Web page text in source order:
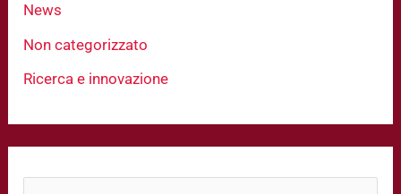
News
Non categorizzato
Ricerca e innovazione